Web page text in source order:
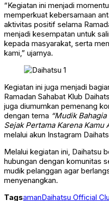
“Kegiatan ini menjadi
memperkuat kebersamaan
aktivitas positif selama
menjadi kesempatan untuk
kepada masyarakat, serta
kami,” ujarnya.
Kegiatan ini juga menjadi
Ramadan Sahabat Klub
juga diumumkan pemenang
dengan tema “Mudik
Sejak Pertama Karena Kamu
melalui akun Instagram
Melalui kegiatan ini, Daihatsu
hubungan dengan komunitas
mudik pelanggan agar
menyenangkan.
TagsamanDaihatsu Official